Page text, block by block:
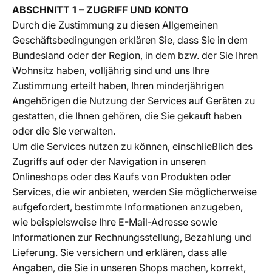
ABSCHNITT 1 – ZUGRIFF UND KONTO
Durch die Zustimmung zu diesen Allgemeinen
Geschäftsbedingungen erklären Sie, dass Sie in dem
Bundesland oder der Region, in dem bzw. der Sie Ihren
Wohnsitz haben, volljährig sind und uns Ihre
Zustimmung erteilt haben, Ihren minderjährigen
Angehörigen die Nutzung der Services auf Geräten zu
gestatten, die Ihnen gehören, die Sie gekauft haben
oder die Sie verwalten.
Um die Services nutzen zu können, einschließlich des
Zugriffs auf oder der Navigation in unseren
Onlineshops oder des Kaufs von Produkten oder
Services, die wir anbieten, werden Sie möglicherweise
aufgefordert, bestimmte Informationen anzugeben,
wie beispielsweise Ihre E-Mail-Adresse sowie
Informationen zur Rechnungsstellung, Bezahlung und
Lieferung. Sie versichern und erklären, dass alle
Angaben, die Sie in unseren Shops machen, korrekt,